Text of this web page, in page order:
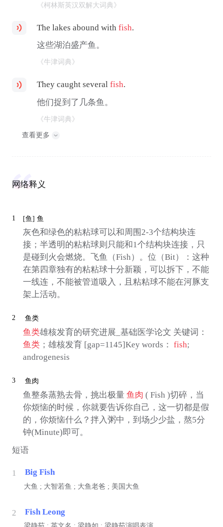
《柯林斯英汉双解大词典》
The lakes abound withfish.
这些湖泊盛产鱼。
《牛津词典》
They caught severalfish.
他们捉到了几条鱼。
《牛津词典》
查看更多
网络释义
1 [鱼] 鱼
灰色和绿色的粘粘球可以和周围2-3个结构块连
接；半透明的粘粘球则只能和1个结构块连接，只
是碰到火会燃烧。飞鱼（Fish）。位（Bit）：这种
在第四章独有的粘粘球十分新颖，可以拆下，不能
一线连，不能被管道吸入，且粘粘球不能在河豚支
架上活动。
2 鱼类
鱼类雄核发育的研究进展_基础医学论文 关键词：
鱼类；雄核发育 [gap=1145]Key words： fish;
androgenesis
3 鱼肉
鱼整条蒸熟去骨，挑出极量 鱼肉 ( Fish )切碎，当
你烦恼的时候，你就要告诉你自己，这一切都是假
的，你烦恼什么？拌入粥中，到场少少盐，熬5分
钟(Minute)即可。
短语
1 Big Fish
大鱼 ; 大智若鱼 ; 大鱼老爸 ; 美国大鱼
2 Fish Leong